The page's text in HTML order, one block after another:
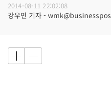
2014-08-11 22:02:08
강우민 기자 -